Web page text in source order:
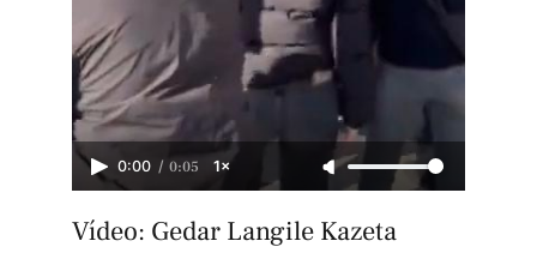
0:00 / 0:05 1×
Vídeo: Gedar Langile Kazeta